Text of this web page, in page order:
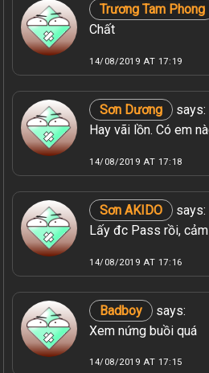
Trương Tam Phong
Chất
14/08/2019 AT 17:19
Sơn Dương
says:
Hay vãi lồn. Có em
14/08/2019 AT 17:18
Sơn AKIDO
says:
Lấy đc Pass rồi,
14/08/2019 AT 17:16
Badboy
says:
Xem nứng buồi quá
14/08/2019 AT 17:15